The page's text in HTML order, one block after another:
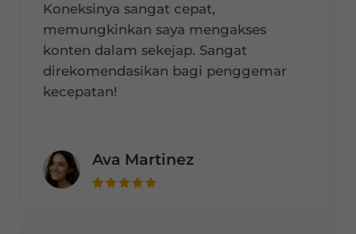
Koneksinya sangat cepat,
memungkinkan saya mengakses
konten dalam sekejap. Sangat
direkomendasikan bagi penggemar
kecepatan!
Ava Martinez